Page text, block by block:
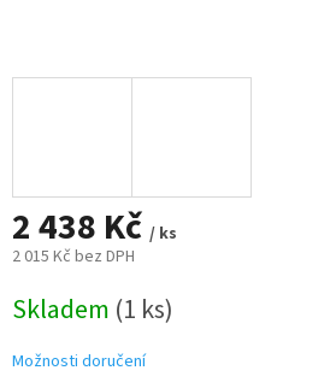
2 438 Kč / ks
2 015 Kč bez DPH
cena:
Skladem (1 ks)
Možnosti doručení